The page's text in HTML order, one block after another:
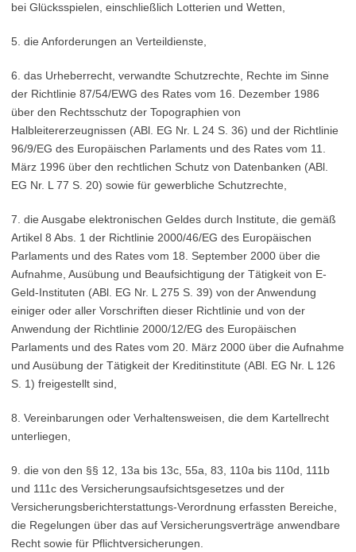
bei Glücksspielen, einschließlich Lotterien und Wetten,
5. die Anforderungen an Verteildienste,
6. das Urheberrecht, verwandte Schutzrechte, Rechte im Sinne
der Richtlinie 87/54/EWG des Rates vom 16. Dezember 1986
über den Rechtsschutz der Topographien von
Halbleitererzeugnissen (ABl. EG Nr. L 24 S. 36) und der Richtlinie
96/9/EG des Europäischen Parlaments und des Rates vom 11.
März 1996 über den rechtlichen Schutz von Datenbanken (ABl.
EG Nr. L 77 S. 20) sowie für gewerbliche Schutzrechte,
7. die Ausgabe elektronischen Geldes durch Institute, die gemäß
Artikel 8 Abs. 1 der Richtlinie 2000/46/EG des Europäischen
Parlaments und des Rates vom 18. September 2000 über die
Aufnahme, Ausübung und Beaufsichtigung der Tätigkeit von E-
Geld-Instituten (ABl. EG Nr. L 275 S. 39) von der Anwendung
einiger oder aller Vorschriften dieser Richtlinie und von der
Anwendung der Richtlinie 2000/12/EG des Europäischen
Parlaments und des Rates vom 20. März 2000 über die Aufnahme
und Ausübung der Tätigkeit der Kreditinstitute (ABl. EG Nr. L 126
S. 1) freigestellt sind,
8. Vereinbarungen oder Verhaltensweisen, die dem Kartellrecht
unterliegen,
9. die von den §§ 12, 13a bis 13c, 55a, 83, 110a bis 110d, 111b
und 111c des Versicherungsaufsichtsgesetzes und der
Versicherungsberichterstattungs-Verordnung erfassten Bereiche,
die Regelungen über das auf Versicherungsverträge anwendbare
Recht sowie für Pflichtversicherungen.